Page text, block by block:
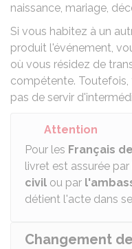
naissance, mariage,
Si vous habitez à un
produit l'événement,
où vous résidez de
compétente.
pas de servir
Attention
Pour les Français
livret est assurée par
civil ou par
détient l'acte dans
Changement